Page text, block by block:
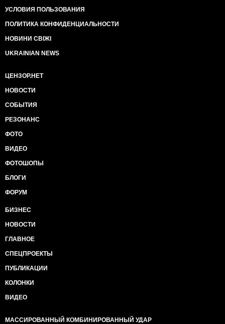
УСЛОВИЯ ПОЛЬЗОВАНИЯ
ПОЛИТИКА КОНФИДЕНЦИАЛЬНОСТИ
НОВИНИ СВІЖІ
UKRAINIAN NEWS
ЦЕНЗОР.НЕТ
НОВОСТИ
СОБЫТИЯ
РЕЗОНАНС
ФОТО
ВИДЕО
ФОТОШОПЫ
БЛОГИ
ФОРУМ
БИЗНЕС
НОВОСТИ
ГЛАВНОЕ
СПЕЦПРОЕКТЫ
ПУБЛИКАЦИИ
КОЛОНКИ
ВИДЕО
МАССИРОВАННЫЙ КОМБИНИРОВАННЫЙ УДАР